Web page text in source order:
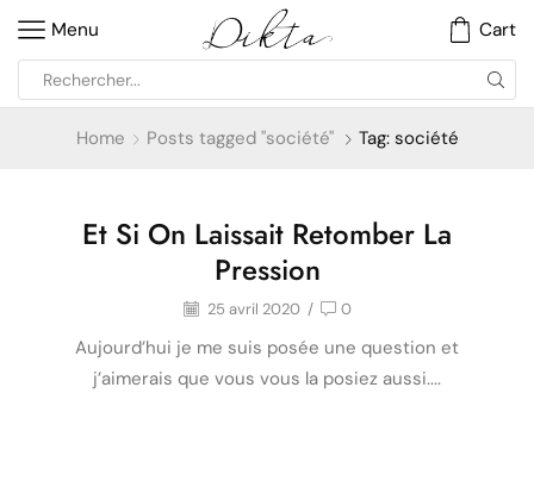
Menu Cart
Home Posts tagged "société" Tag: société
Confessions
Et Si On Laissait Retomber La
Pression
25 avril 2020 / 0
Aujourd’hui je me suis posée une question et
j’aimerais que vous vous la posiez aussi....